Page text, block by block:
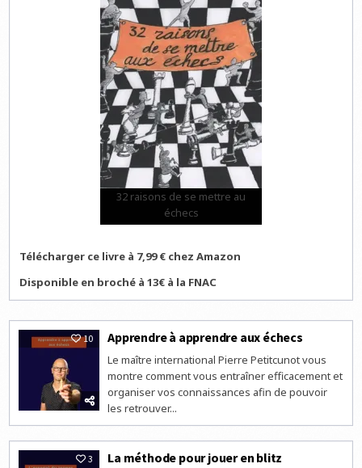
32 raisons de se mettre au
échecs
Télécharger ce livre à 7,99 € chez Amazon
Disponible en broché à 13€ à la FNAC
10 Apprendre à apprendre aux échecs
Le maître international Pierre Petitcunot vous
montre comment vous entraîner efficacement et
organiser vos connaissances afin de pouvoir
les retrouver...
3 La méthode pour jouer en blitz